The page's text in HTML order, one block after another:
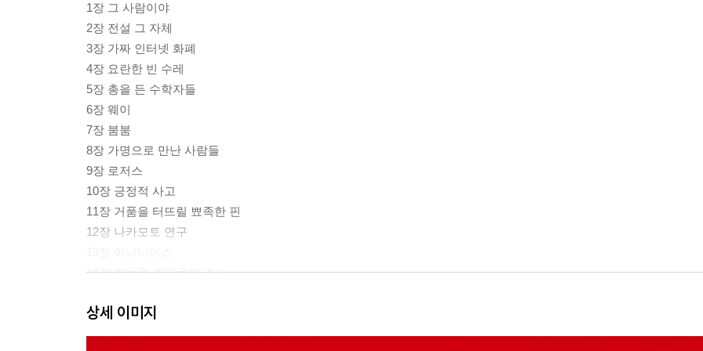
1장 그 사람이야
2장 전설 그 자체
3장 가짜 인터넷 화폐
4장 요란한 빈 수레
5장 총을 든 수학자들
6장 웨이
7장 붐붐
8장 가명으로 만난 사람들
9장 로저스
10장 긍정적 사고
11장 거품을 터뜨릴 뾰족한 핀
12장 나카모토 연구
14장 뒤늦은 깨달음의 과시
16장 느린 추격전
17장 헝가리식 추리
상세 이미지